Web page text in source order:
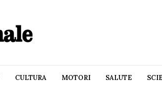
CULTURA MOTORI SALUTE